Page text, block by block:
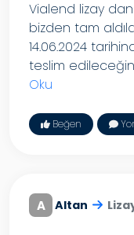
Vialend lizay
bizden tam
14.06.2024
teslim
Oku
Beğen
A Altan